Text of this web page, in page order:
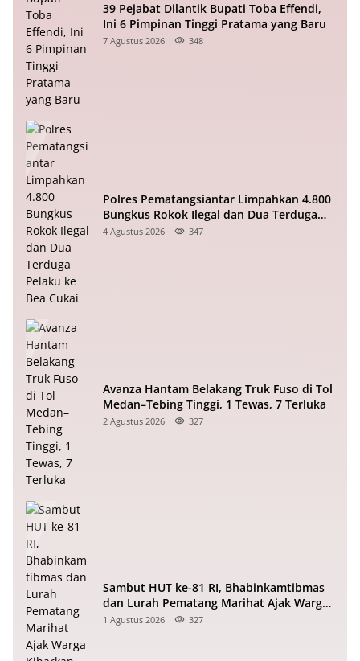
39 Pejabat Dilantik Bupati Toba Effendi,
Ini 6 Pimpinan Tinggi Pratama yang Baru
7 Agustus 2026 348
Polres Pematangsiantar Limpahkan 4.800
Bungkus Rokok Ilegal dan Dua Terduga
Pelaku ke Bea Cukai
4 Agustus 2026 347
Avanza Hantam Belakang Truk Fuso di Tol
Medan–Tebing Tinggi, 1 Tewas, 7 Terluka
2 Agustus 2026 327
Sambut HUT ke-81 RI, Bhabinkamtibmas
dan Lurah Pematang Marihat Ajak Warga
Kibarkan Merah Putih
1 Agustus 2026 327